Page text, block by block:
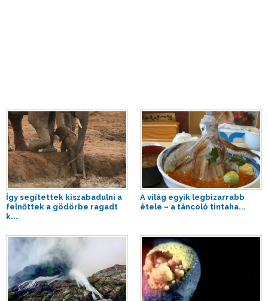
Így segítettek kiszabadulni a
felnőttek a gödörbe ragadt
k...
A világ egyik legbizarrabb
étele – a táncoló tintaha...